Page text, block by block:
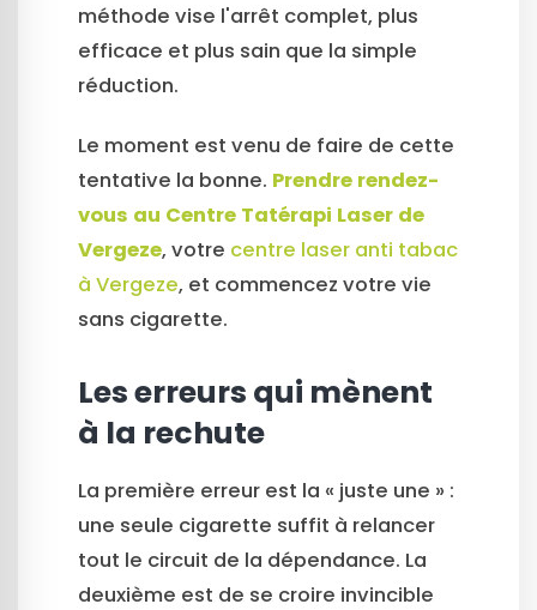
méthode vise l'arrêt complet, plus
efficace et plus sain que la simple
réduction.
Le moment est venu de faire de cette
tentative la bonne. Prendre rendez-
vous au Centre Tatérapi Laser de
Vergeze, votre centre laser anti tabac
à Vergeze, et commencez votre vie
sans cigarette.
Les erreurs qui mènent
à la rechute
La première erreur est la « juste une » :
une seule cigarette suffit à relancer
tout le circuit de la dépendance. La
deuxième est de se croire invincible